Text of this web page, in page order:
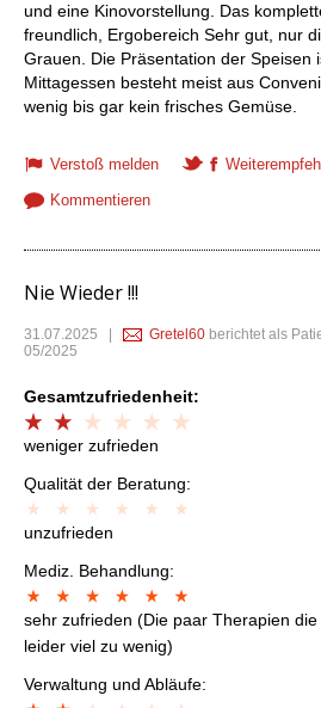
und eine Kinovorstellung. Das
freundlich, Ergobereich Sehr gut, nur
Grauen. Die Präsentation der Speisen
Mittagessen besteht meist aus
wenig bis gar kein frisches Gemüse.
Verstoß melden
Kommentieren
Nie Wieder !!!
31.07.2025 Gretel60 berichtet als
05/2025
Gesamtzufriedenheit:
weniger zufrieden
Qualität der Beratung:
unzufrieden
Mediz. Behandlung:
sehr zufrieden (Die paar Therapien
leider viel zu wenig)
Verwaltung und Abläufe: